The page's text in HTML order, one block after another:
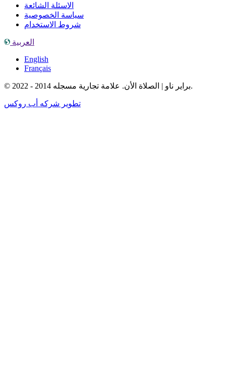
الاسئلة الشائعة
سياسة الخصوصية
شروط الاستخدام
العربية
English
Français
© براير ناو | الصلاة الأن. علامة تجارية مسجله 2014 - 2022.
تطوير شركه أب روكس